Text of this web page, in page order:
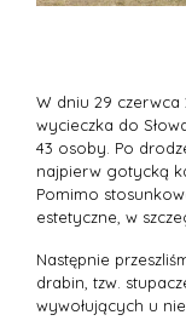
W dniu 29 czerwca
wycieczka do
43 osoby. Po
najpierw gotycką
Pomimo
estetyczne, w
Następnie
drabin, tzw.
wywołujących u